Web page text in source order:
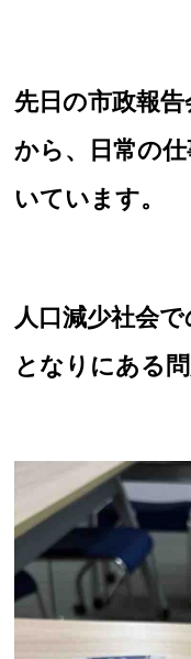
先日の市政報
から、日常の
いています。
人口減少社会
となりにある問